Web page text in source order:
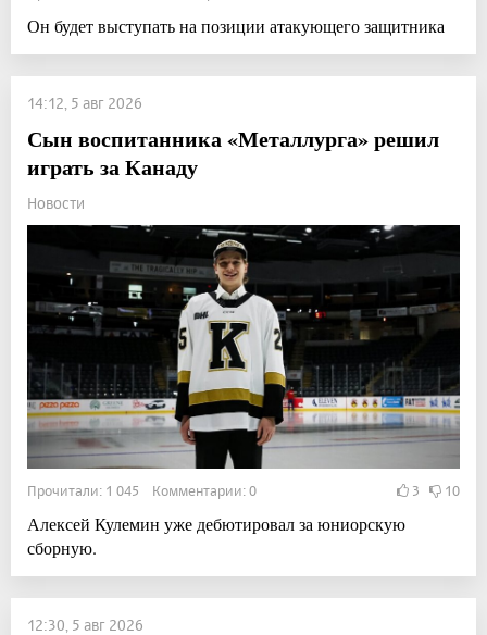
Он будет выступать на позиции атакующего защитника
14:12, 5 авг 2026
Сын воспитанника «Металлурга» решил
играть за Канаду
Новости
Прочитали: 1 045 Комментарии: 0 3 10
Алексей Кулемин уже дебютировал за юниорскую
сборную.
12:30, 5 авг 2026